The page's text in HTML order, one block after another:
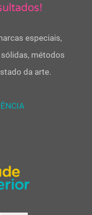
especiais,
métodos
da arte.